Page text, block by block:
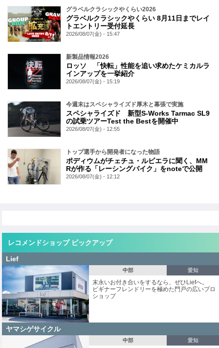
グラベルクラシックやくらい2026
グラベルクラシックやくらい 8月11日までレイ
トエントリー受付延長
2026/08/07(金) - 15:47
新製品情報2026
ロッソ 「快転」性能を追い求めたケミカルラ
インアップを一挙紹介
2026/08/07(金) - 15:19
今週末はスペシャライズド厚木と幕張で実施
スペシャライズド 新型S-Works Tarmac SL9
の試乗ツアーTest the Bestを開催中
2026/08/07(金) - 12:55
トップ選手から開発者になった物語
ポディウムがチェチュ・ルビエラに聞く、MM
Rが作る「レーシングバイク」をnoteで公開
2026/08/07(金) - 12:12
レコメンドショップ ピックアップ
Lief
中部 愛知
末永いお付き合いをするなら、ぜひLiefへ。
ビギナーフレンドリーを極めた門戸の広いプロ
ショップ
ヤマシゲサイクル
中部 愛知